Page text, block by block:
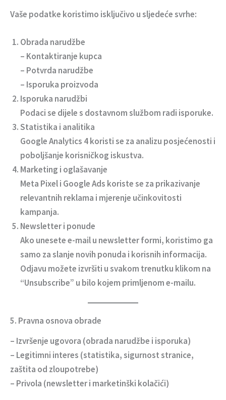
Vaše podatke koristimo isključivo u sljedeće svrhe:
Obrada narudžbe
– Kontaktiranje kupca
– Potvrda narudžbe
– Isporuka proizvoda
Isporuka narudžbi
Podaci se dijele s dostavnom službom radi isporuke.
Statistika i analitika
Google Analytics 4 koristi se za analizu posjećenosti i
poboljšanje korisničkog iskustva.
Marketing i oglašavanje
Meta Pixel i Google Ads koriste se za prikazivanje
relevantnih reklama i mjerenje učinkovitosti
kampanja.
Newsletter i ponude
Ako unesete e-mail u newsletter formi, koristimo ga
samo za slanje novih ponuda i korisnih informacija.
Odjavu možete izvršiti u svakom trenutku klikom na
“Unsubscribe” u bilo kojem primljenom e-mailu.
5. Pravna osnova obrade
– Izvršenje ugovora (obrada narudžbe i isporuka)
– Legitimni interes (statistika, sigurnost stranice,
zaštita od zloupotrebe)
– Privola (newsletter i marketinški kolačići)